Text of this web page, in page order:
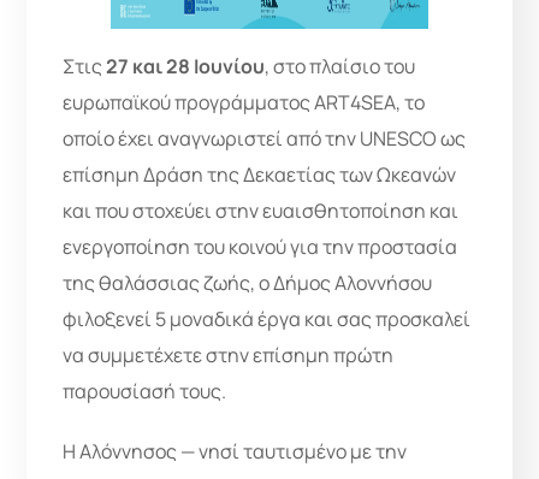
Στις27 και 28 Ιουνίου, στο πλαίσιο του
ευρωπαϊκού προγράμματος ART4SEA, το
οποίο έχει αναγνωριστεί από την UNESCO ως
επίσημη Δράση της Δεκαετίας των Ωκεανών
και που στοχεύει στην ευαισθητοποίηση και
ενεργοποίηση του κοινού για την προστασία
της θαλάσσιας ζωής, ο Δήμος Αλοννήσου
φιλοξενεί 5 μοναδικά έργα και σας προσκαλεί
να συμμετέχετε στην επίσημη πρώτη
παρουσίασή τους.
Η Αλόννησος — νησί ταυτισμένο με την